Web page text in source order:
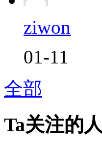
ziwon
01-11
全部
Ta关注的人